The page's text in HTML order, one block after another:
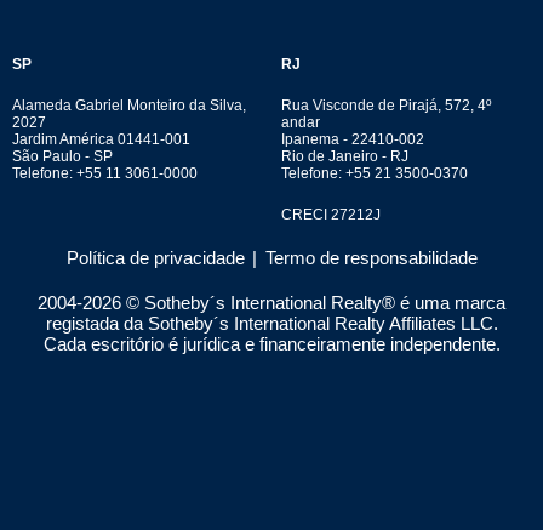
SP
Alameda Gabriel Monteiro da Silva,
2027
Jardim América 01441-001
São Paulo - SP
Telefone: +55 11 3061-0000
RJ
Rua Visconde de Pirajá, 572, 4º
andar
Ipanema - 22410-002
Rio de Janeiro - RJ
Telefone: +55 21 3500-0370
CRECI 27212J
Política de privacidade | Termo de responsabilidade
2004-2026 © Sotheby´s International Realty® é uma marca
registada da Sotheby´s International Realty Affiliates LLC.
Cada escritório é jurídica e financeiramente independente.